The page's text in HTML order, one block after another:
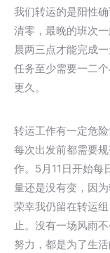
我们转运的是阳性
清零，最晚的班次
晨两三点才能完成
任务至少需要一二
更久。
转运工作有一定危
每次出发前都需要
作。5月11日开始每
量还是没有变，因
荣幸我仍留在转运
止。没有一场风雨
努力，都是为了生